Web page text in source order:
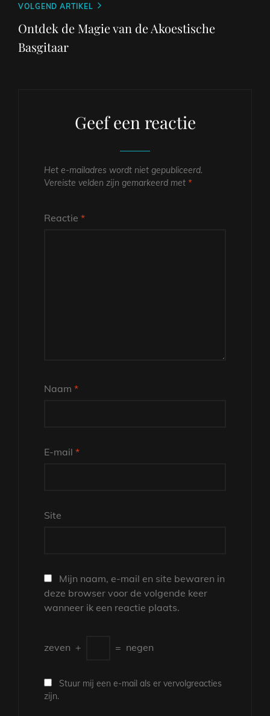
Volgend
bericht
VOLGEND ARTIKEL
Ontdek de Magie van de Akoestische
Basgitaar
Geef een reactie
Het e-mailadres wordt niet gepubliceerd.
Vereiste velden zijn gemarkeerd met *
Reactie *
Naam *
E-mail *
Site
Mijn naam, e-mail en site bewaren in
deze browser voor de volgende keer
wanneer ik een reactie plaats.
zeven + = negen
Stuur mij een e-mail als er vervolgreacties
zijn.